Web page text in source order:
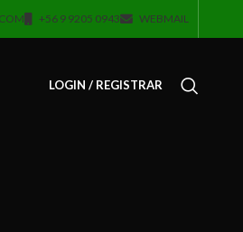
+56 9 9205 0943 WEBMAIL
LOGIN / REGISTRAR